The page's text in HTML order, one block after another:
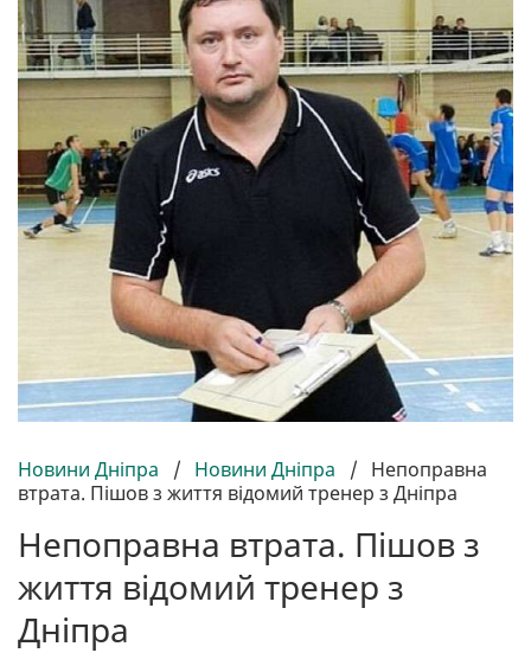
Новини Дніпра / Новини Дніпра / Непоправна
втрата. Пішов з життя відомий тренер з Дніпра
Непоправна втрата. Пішов з
життя відомий тренер з
Дніпра